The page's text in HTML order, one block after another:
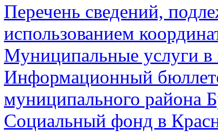
Перечень сведений,
использованием
Муниципальные услуги в
Информационный
муниципального района
Социальный фонд в